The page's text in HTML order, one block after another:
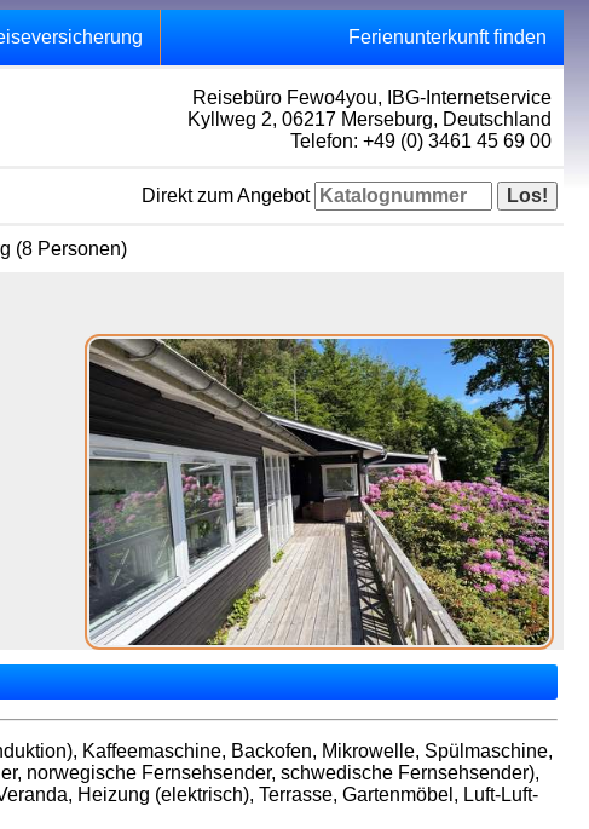
Ferienunterkunft finden
Reisebüro Fewo4you, IBG-Internetservice
Kyllweg 2, 06217 Merseburg, Deutschland
Telefon: +49 (0) 3461 45 69 00
Direkt zum Angebot
(8 Personen)
Kaffeemaschine, Backofen, Mikrowelle, Spülmaschine,
norwegische Fernsehsender, schwedische Fernsehsender),
Heizung (elektrisch), Terrasse, Gartenmöbel, Luft-Luft-